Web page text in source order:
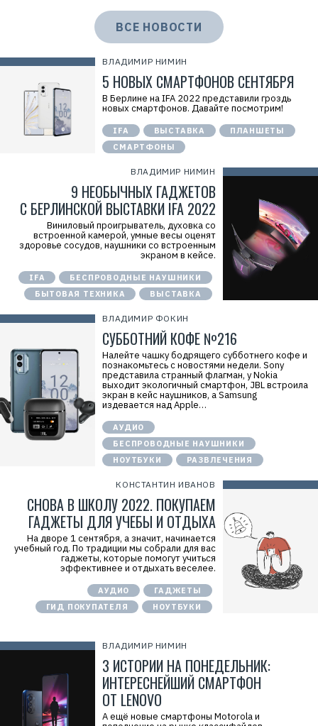
ВЛАДИМИР НИМИН
5 НОВЫХ СМАРТФОНОВ СЕНТЯБРЯ
В Берлине на IFA 2022 представили гроздь
новых смартфонов. Давайте посмотрим!
IFA ВЫСТАВКА
ПЛАНШЕТЫ
СМАРТФОНЫ
ВЛАДИМИР НИМИН
9 НЕОБЫЧНЫХ ГАДЖЕТОВ
С БЕРЛИНСКОЙ ВЫСТАВКИ IFA 2022
Виниловый проигрыватель, духовка со
встроенной камерой, умные весы оценят
здоровье сосудов, наушники со встроенным
экраном в кейсе.
IFA
БЕСПРОВОДНЫЕ НАУШНИКИ
БЫТОВАЯ ТЕХНИКА
ВЫСТАВКА
ВЛАДИМИР ФОКИН
СУББОТНИЙ КОФЕ №216
Налейте чашку бодрящего субботнего кофе и
познакомьтесь с новостями недели. Sony
представила странный флагман, у Nokia
выходит экологичный смартфон, JBL встроила
экран в кейс наушников, а Samsung
издевается над Apple…
АУДИО
БЕСПРОВОДНЫЕ НАУШНИКИ
НОУТБУКИ
РАЗВЛЕЧЕНИЯ
КОНСТАНТИН ИВАНОВ
СНОВА В ШКОЛУ 2022. ПОКУПАЕМ
ГАДЖЕТЫ ДЛЯ УЧЕБЫ И ОТДЫХА
На дворе 1 сентября, а значит, начинается
учебный год. По традиции мы собрали для вас
гаджеты, которые помогут учиться
эффективнее и отдыхать веселее.
АУДИО
ГАДЖЕТЫ
ГИД ПОКУПАТЕЛЯ
НОУТБУКИ
ВЛАДИМИР НИМИН
3 ИСТОРИИ НА ПОНЕДЕЛЬНИК:
ИНТЕРЕСНЕЙШИЙ СМАРТФОН
ОТ LENOVO
А ещё новые смартфоны Motorola и
ВСЕ НОВОСТИ